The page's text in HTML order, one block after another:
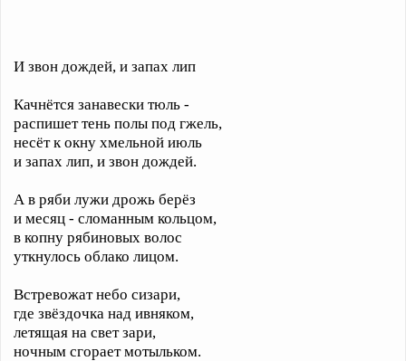
И звон дождей, и запах лип
Качнётся занавески тюль -
распишет тень полы под гжель,
несёт к окну хмельной июль
и запах лип, и звон дождей.
А в ряби лужи дрожь берёз
и месяц - сломанным кольцом,
в копну рябиновых волос
уткнулось облако лицом.
Встревожат небо сизари,
где звёздочка над ивняком,
летящая на свет зари,
ночным сгорает мотыльком.